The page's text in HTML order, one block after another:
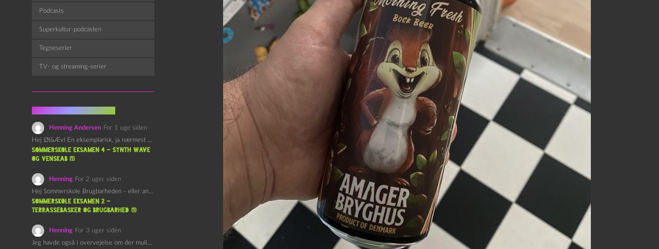
Podcasts
Superkultur-podcasten
Tegneserier
TV- og streaming-serier
Henning Andersen For 1 uge siden
Hej Øl&Ævl En eksemplarisk, ja nærmest yndefuld, afslutning på SOMMERSKOLEN.…
Sommerskole Eksamen 4 – Synth Wave
og Venskab (1)
Henning For 2 uger siden
Hej Sommerskole Brugbarheden - eller anvendeligheden - af "Øl&Ævl" er…
Sommerskole Eksamen 2 –
Terrassebasker og Brugbarhed (1)
Henning For 3 uger siden
Jeg havde også i overvejelse om der muligvis kunne være…